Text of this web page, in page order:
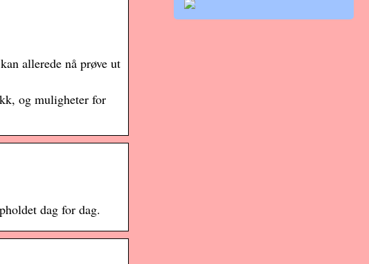
allerede nå prøve ut
og muligheter for
dag for dag.